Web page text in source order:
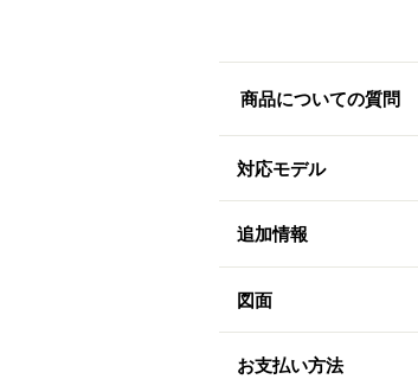
商品についての質問
対応モデル
追加情報
図面
お支払い方法